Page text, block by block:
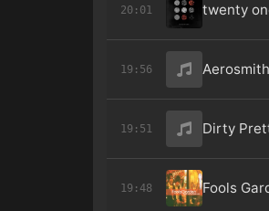
20:01 twenty
19:56
19:51 Dirty
19:48 Fools